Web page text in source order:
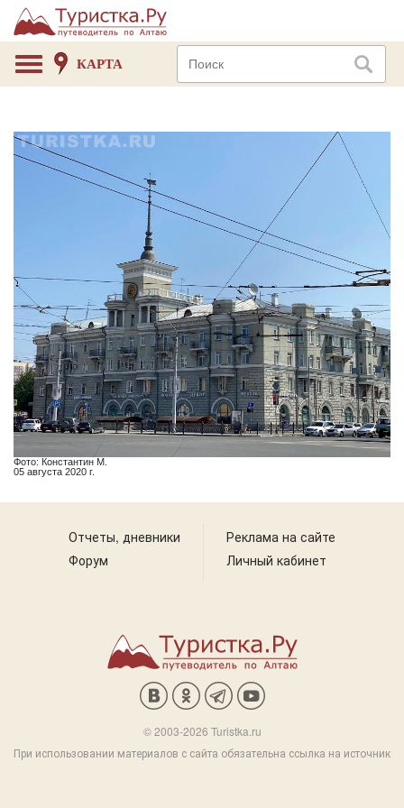
КАРТА
Фото: Константин М.
05 августа 2020 г.
Отчеты, дневники
Форум
Реклама на сайте
Личный кабинет
© 2003-2026 Turistka.ru
При использовании материалов с сайта обязательна ссылка на источник